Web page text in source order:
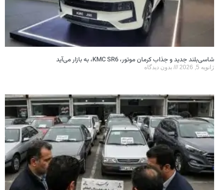
شاسی‌بلند جدید و جذاب کرمان موتور، KMC SR6، به بازار می‌آید
ژانویه 5, 2026 بدون دیدگاه